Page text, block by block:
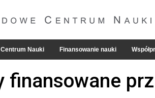
Nauki Finansowanie nauki
finansowane